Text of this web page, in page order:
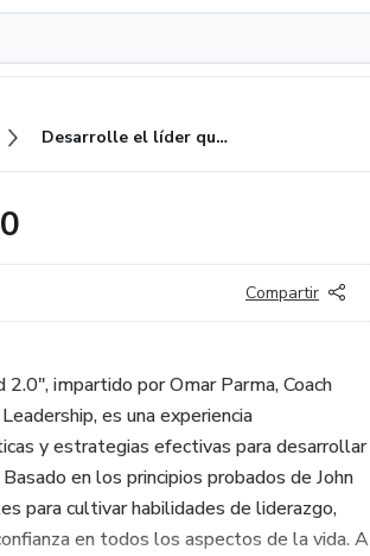
Desarrolle el líder que está en usted 2.0
Compartir
impartido por Omar Parma, Coach
es una experiencia
y estrategias efectivas para desarrollar
en los principios probados de John
para cultivar habilidades de liderazgo,
en todos los aspectos de la vida. A